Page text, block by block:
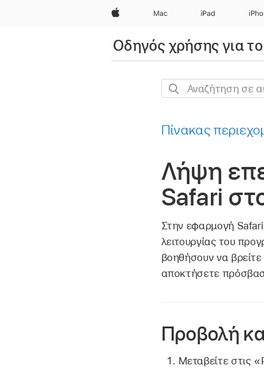
Apple Mac iPad
Οδηγός χρήσης για
Αναζήτηση
τον
Πίνακας
Λήψη
Safari
Στην εφαρμογή
λειτουργίας του
βοηθήσουν να
αποκτήσετε
Προβολή
Μεταβείτε στις